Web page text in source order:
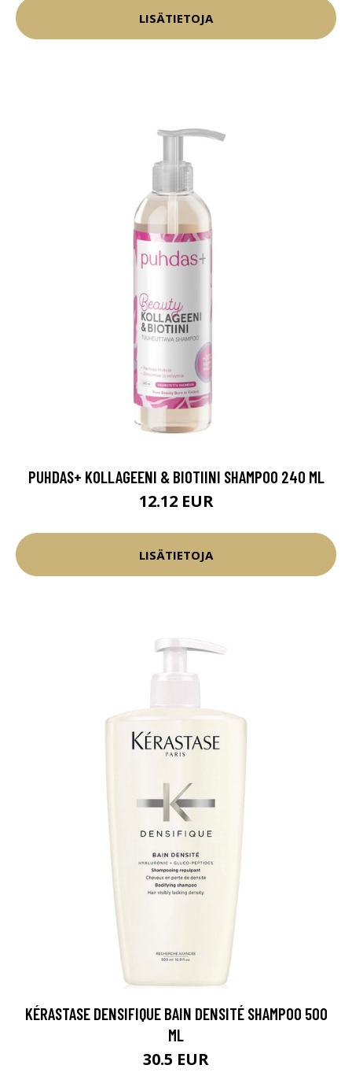
LISÄTIETOJA
PUHDAS+ KOLLAGEENI & BIOTIINI SHAMPOO 240 ML
12.12 EUR
LISÄTIETOJA
KÉRASTASE DENSIFIQUE BAIN DENSITÉ SHAMPOO 500
ML
30.5 EUR